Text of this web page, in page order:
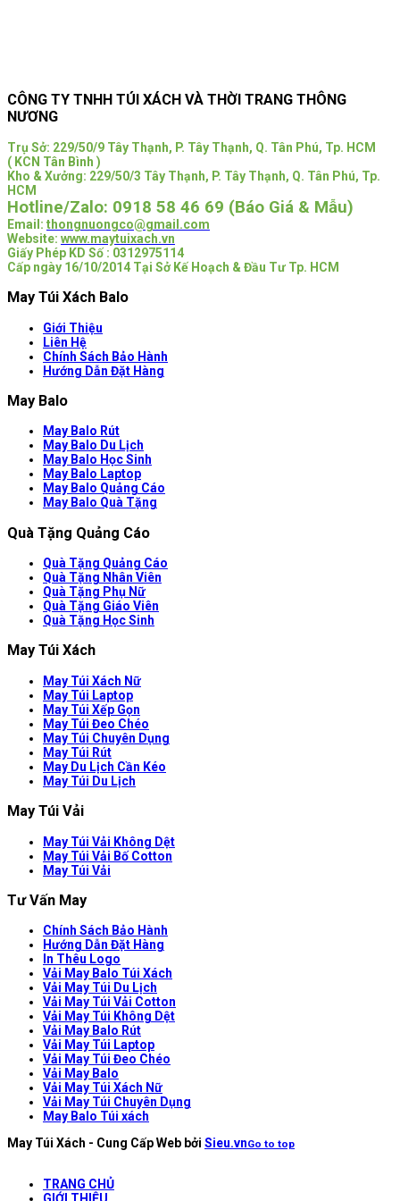
CÔNG TY TNHH TÚI XÁCH VÀ THỜI TRANG THÔNG
NƯƠNG
Trụ Sở: 229/50/9 Tây Thạnh, P. Tây Thạnh, Q. Tân Phú, Tp. HCM
( KCN Tân Bình )
Kho & Xưởng: 229/50/3 Tây Thạnh, P. Tây Thạnh, Q. Tân Phú, Tp.
HCM
Hotline/Zalo: 0918 58 46 69 (Báo Giá & Mẫu)
Email: thongnuongco@gmail.com
Website: www.maytuixach.vn
Giấy Phép KD Số : 0312975114
Cấp ngày 16/10/2014 Tại Sở Kế Hoạch & Đầu Tư Tp. HCM
May Túi Xách Balo
Giới Thiệu
Liên Hệ
Chính Sách Bảo Hành
Hướng Dẫn Đặt Hàng
May Balo
May Balo Rút
May Balo Du Lịch
May Balo Học Sinh
May Balo Laptop
May Balo Quảng Cáo
May Balo Quà Tặng
Quà Tặng Quảng Cáo
Quà Tặng Quảng Cáo
Quà Tặng Nhân Viên
Quà Tặng Phụ Nữ
Quà Tặng Giáo Viên
Quà Tặng Học Sinh
May Túi Xách
May Túi Xách Nữ
May Túi Laptop
May Túi Xếp Gọn
May Túi Đeo Chéo
May Túi Chuyên Dụng
May Túi Rút
May Du Lịch Cần Kéo
May Túi Du Lịch
May Túi Vải
May Túi Vải Không Dệt
May Túi Vải Bố Cotton
May Túi Vải
Tư Vấn May
Chính Sách Bảo Hành
Hướng Dẫn Đặt Hàng
In Thêu Logo
Vải May Balo Túi Xách
Vải May Túi Du Lịch
Vải May Túi Vải Cotton
Vải May Túi Không Dệt
Vải May Balo Rút
Vải May Túi Laptop
Vải May Túi Đeo Chéo
Vải May Balo
Vải May Túi Xách Nữ
Vải May Túi Chuyên Dụng
May Balo Túi xách
May Túi Xách - Cung Cấp Web bởi Sieu.vnGo to top
TRANG CHỦ